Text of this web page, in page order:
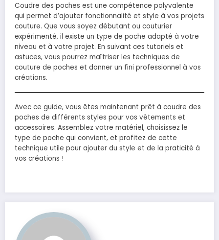
Coudre des poches est une compétence polyvalente
qui permet d’ajouter fonctionnalité et style à vos projets
couture. Que vous soyez débutant ou couturier
expérimenté, il existe un type de poche adapté à votre
niveau et à votre projet. En suivant ces tutoriels et
astuces, vous pourrez maîtriser les techniques de
couture de poches et donner un fini professionnel à vos
créations.
Avec ce guide, vous êtes maintenant prêt à coudre des
poches de différents styles pour vos vêtements et
accessoires. Assemblez votre matériel, choisissez le
type de poche qui convient, et profitez de cette
technique utile pour ajouter du style et de la praticité à
vos créations !